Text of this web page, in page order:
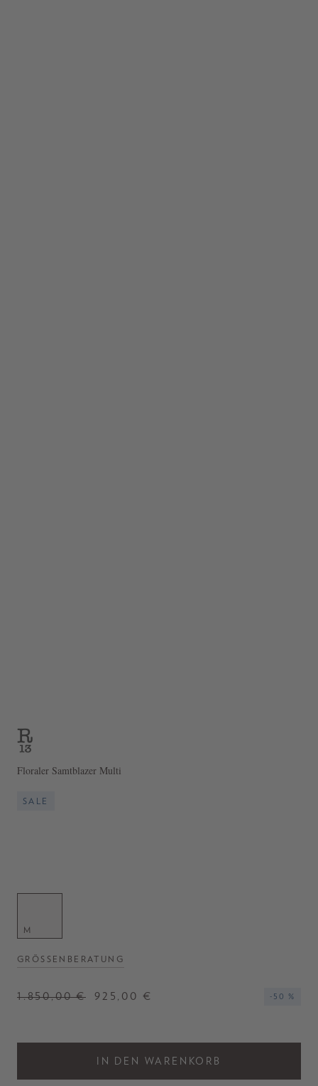
Floraler Samtblazer Multi
SALE
M
GRÖSSENBERATUNG
1.850,00 € 925,00 € -50 %
IN DEN WARENKORB